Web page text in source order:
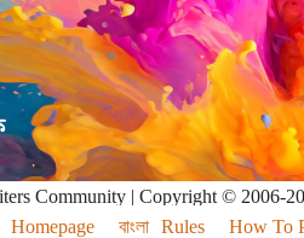
Community | Copyright © 2006-
Homepage
বাংলা Rules How To